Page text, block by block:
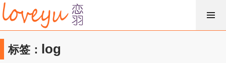
跳
过
内
容标签： log